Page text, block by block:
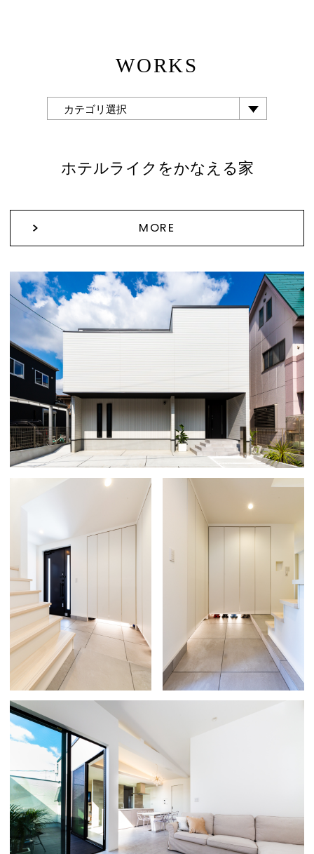
WORKS
カテゴリ選択
ホテルライクをかなえる家
MORE